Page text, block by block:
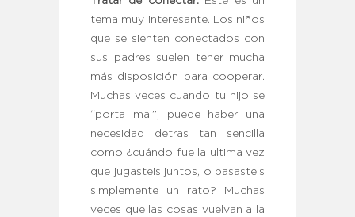
tema muy interesante. Los niños
que se sienten conectados con
sus padres suelen tener mucha
más disposición para cooperar.
Muchas veces cuando tu hijo se
“porta mal”, puede haber una
necesidad detras tan sencilla
como ¿cuándo fue la ultima vez
que jugasteis juntos, o pasasteis
simplemente un rato? Muchas
veces que las cosas vuelvan a la